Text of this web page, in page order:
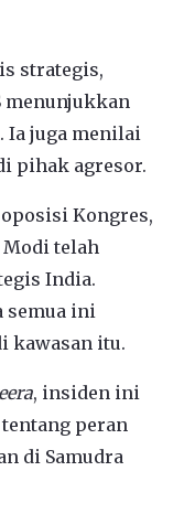
strategis,
menunjukkan
Ia juga menilai
pihak agresor.
Kongres,
telah
India.
semua ini
kawasan itu.
, insiden ini
peran
di Samudra